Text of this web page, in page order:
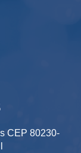
CEP 80230-